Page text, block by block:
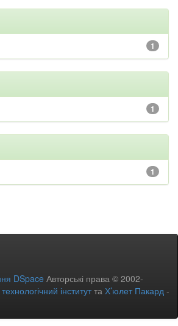
1
1
1
DSpace Авторські права © 2002-
інститутта Х’юлет Пакард -